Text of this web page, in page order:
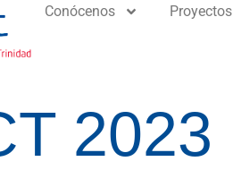
Conócenos Proyectos
2023